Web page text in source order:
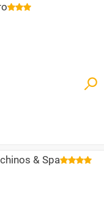
& Spa